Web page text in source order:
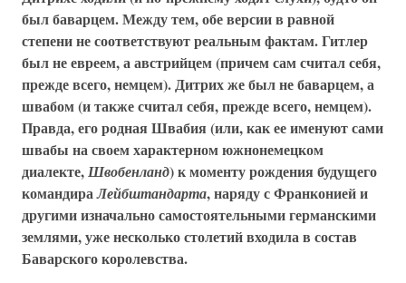
был баварцем. Между тем, обе версии в равной
степени не соответствуют реальным фактам. Гитлер
был не евреем, а австрийцем (причем сам считал себя,
прежде всего, немцем). Дитрих же был не баварцем, а
швабом (и также считал себя, прежде всего, немцем).
Правда, его родная Швабия (или, как ее именуют сами
швабы на своем характерном южнонемецком
диалекте,Швобенланд) к моменту рождения будущего
командираЛейбштандарта, наряду с Франконией и
другими изначально самостоятельными германскими
землями, уже несколько столетий входила в состав
Баварского королевства.